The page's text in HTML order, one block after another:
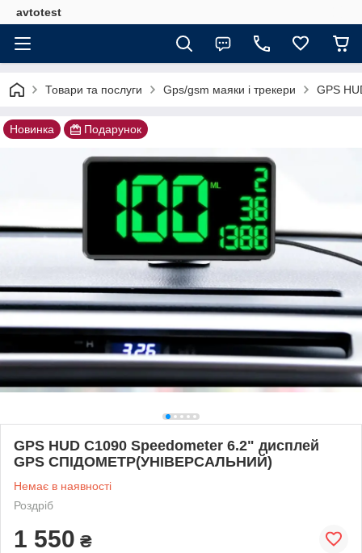
avtotest
Товари та послуги Gps/gsm маяки і трекери GPS
Новинка Подарунок
GPS HUD C1090 Speedometer 6.2" дисплей
GPS СПІДОМЕТР(УНІВЕРСАЛЬНИЙ)
Немає в наявності
Роздріб
1 550 ₴